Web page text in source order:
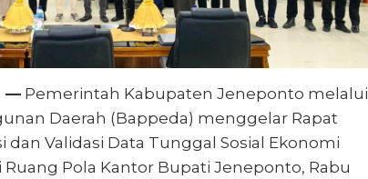
Pemerintah Kabupaten Jeneponto melalui
Daerah (Bappeda) menggelar Rapat
dan Validasi Data Tunggal Sosial Ekonomi
Ruang Pola Kantor Bupati Jeneponto, Rabu